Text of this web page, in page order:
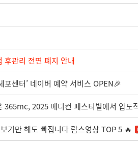
관리 전면 폐지 안내
센터’ 네이버 예약 서비스 OPEN🎉
365mc, 2025 메디컨 페스티벌에서 압도
만 해도 빠집니다 람스영상 TOP 5 🔥